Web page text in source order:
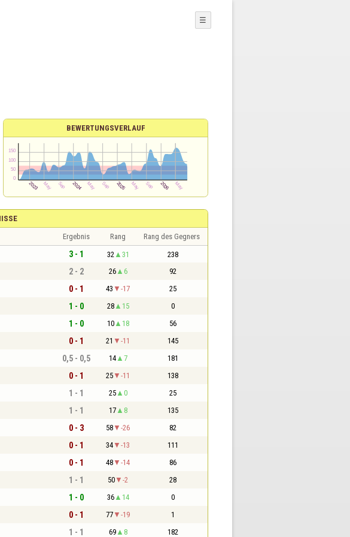
☰
BEWERTUNGSVERLAUF
Ergebnis Rang Rang des Gegners
3 - 1 32 31 238
2 - 2 26 6 92
0 - 1 43 -17 25
1 - 0 28 15 0
1 - 0 10 18 56
0 - 1 21 -11 145
0,5 - 0,5 14 7 181
0 - 1 25 -11 138
1 - 1 25 0 25
1 - 1 17 8 135
0 - 3 58 -26 82
0 - 1 34 -13 111
0 - 1 48 -14 86
1 - 1 50 -2 28
1 - 0 36 14 0
0 - 1 77 -19 1
1 - 1 69 8 182